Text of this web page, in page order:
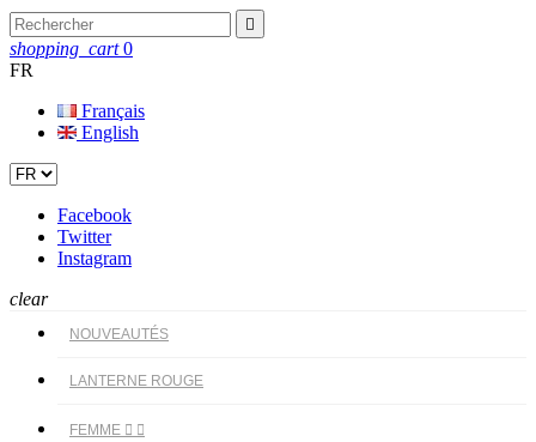

shopping_cart 0
FR
Français
English
Facebook
Twitter
Instagram
clear
NOUVEAUTÉS
LANTERNE ROUGE
FEMME  